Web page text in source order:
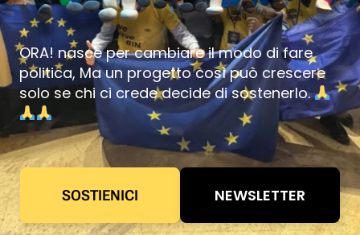
ORA! nasce per cambiare il modo di fare
politica, Ma un progetto così può crescere
solo se chi ci crede decide di sostenerlo.
SOSTIENICI NEWSLETTER